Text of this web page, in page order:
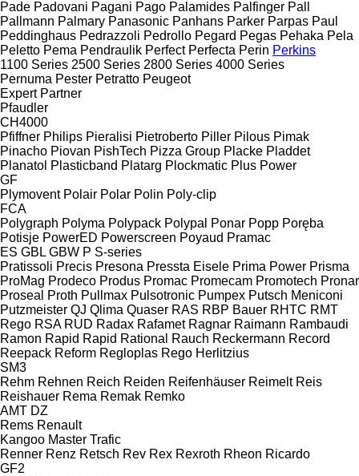
Pade Padovani Pagani Pago Palamides Palfinger Pall
Pallmann Palmary Panasonic Panhans Parker Parpas Paul
Peddinghaus Pedrazzoli Pedrollo Pegard Pegas Pehaka Pela
Peletto Pema Pendraulik Perfect Perfecta Perin Perkins
1100 Series 2500 Series 2800 Series 4000 Series
Pernuma Pester Petratto Peugeot
Expert Partner
Pfaudler
CH4000
Pfiffner Philips Pieralisi Pietroberto Piller Pilous Pimak
Pinacho Piovan PishTech Pizza Group Placke Pladdet
Planatol Plasticband Platarg Plockmatic Plus Power
GF
Plymovent Polair Polar Polin Poly-clip
FCA
Polygraph Polyma Polypack Polypal Ponar Popp Poręba
Potisje PowerED Powerscreen Poyaud Pramac
ES GBL GBW P S-series
Pratissoli Precis Presona Pressta Eisele Prima Power Prisma
ProMag Prodeco Produs Promac Promecam Promotech Pronar
Proseal
Proth Pullmax Pulsotronic Pumpex Putsch Meniconi
Putzmeister QJ Qlima Quaser RAS RBP Bauer RHTC RMT
Rego RSA RUD Radax Rafamet Ragnar Raimann Rambaudi
Ramon Rapid Rapid Rational Rauch Reckermann Record
Reepack Reform Regloplas Rego Herlitzius
SM3
Rehm Rehnen Reich Reiden Reifenhäuser Reimelt Reis
Reishauer Rema Remak Remko
AMT DZ
Rems Renault
Kangoo Master Trafic
Renner Renz Retsch Rev Rex Rexroth Rheon Ricardo
GF2